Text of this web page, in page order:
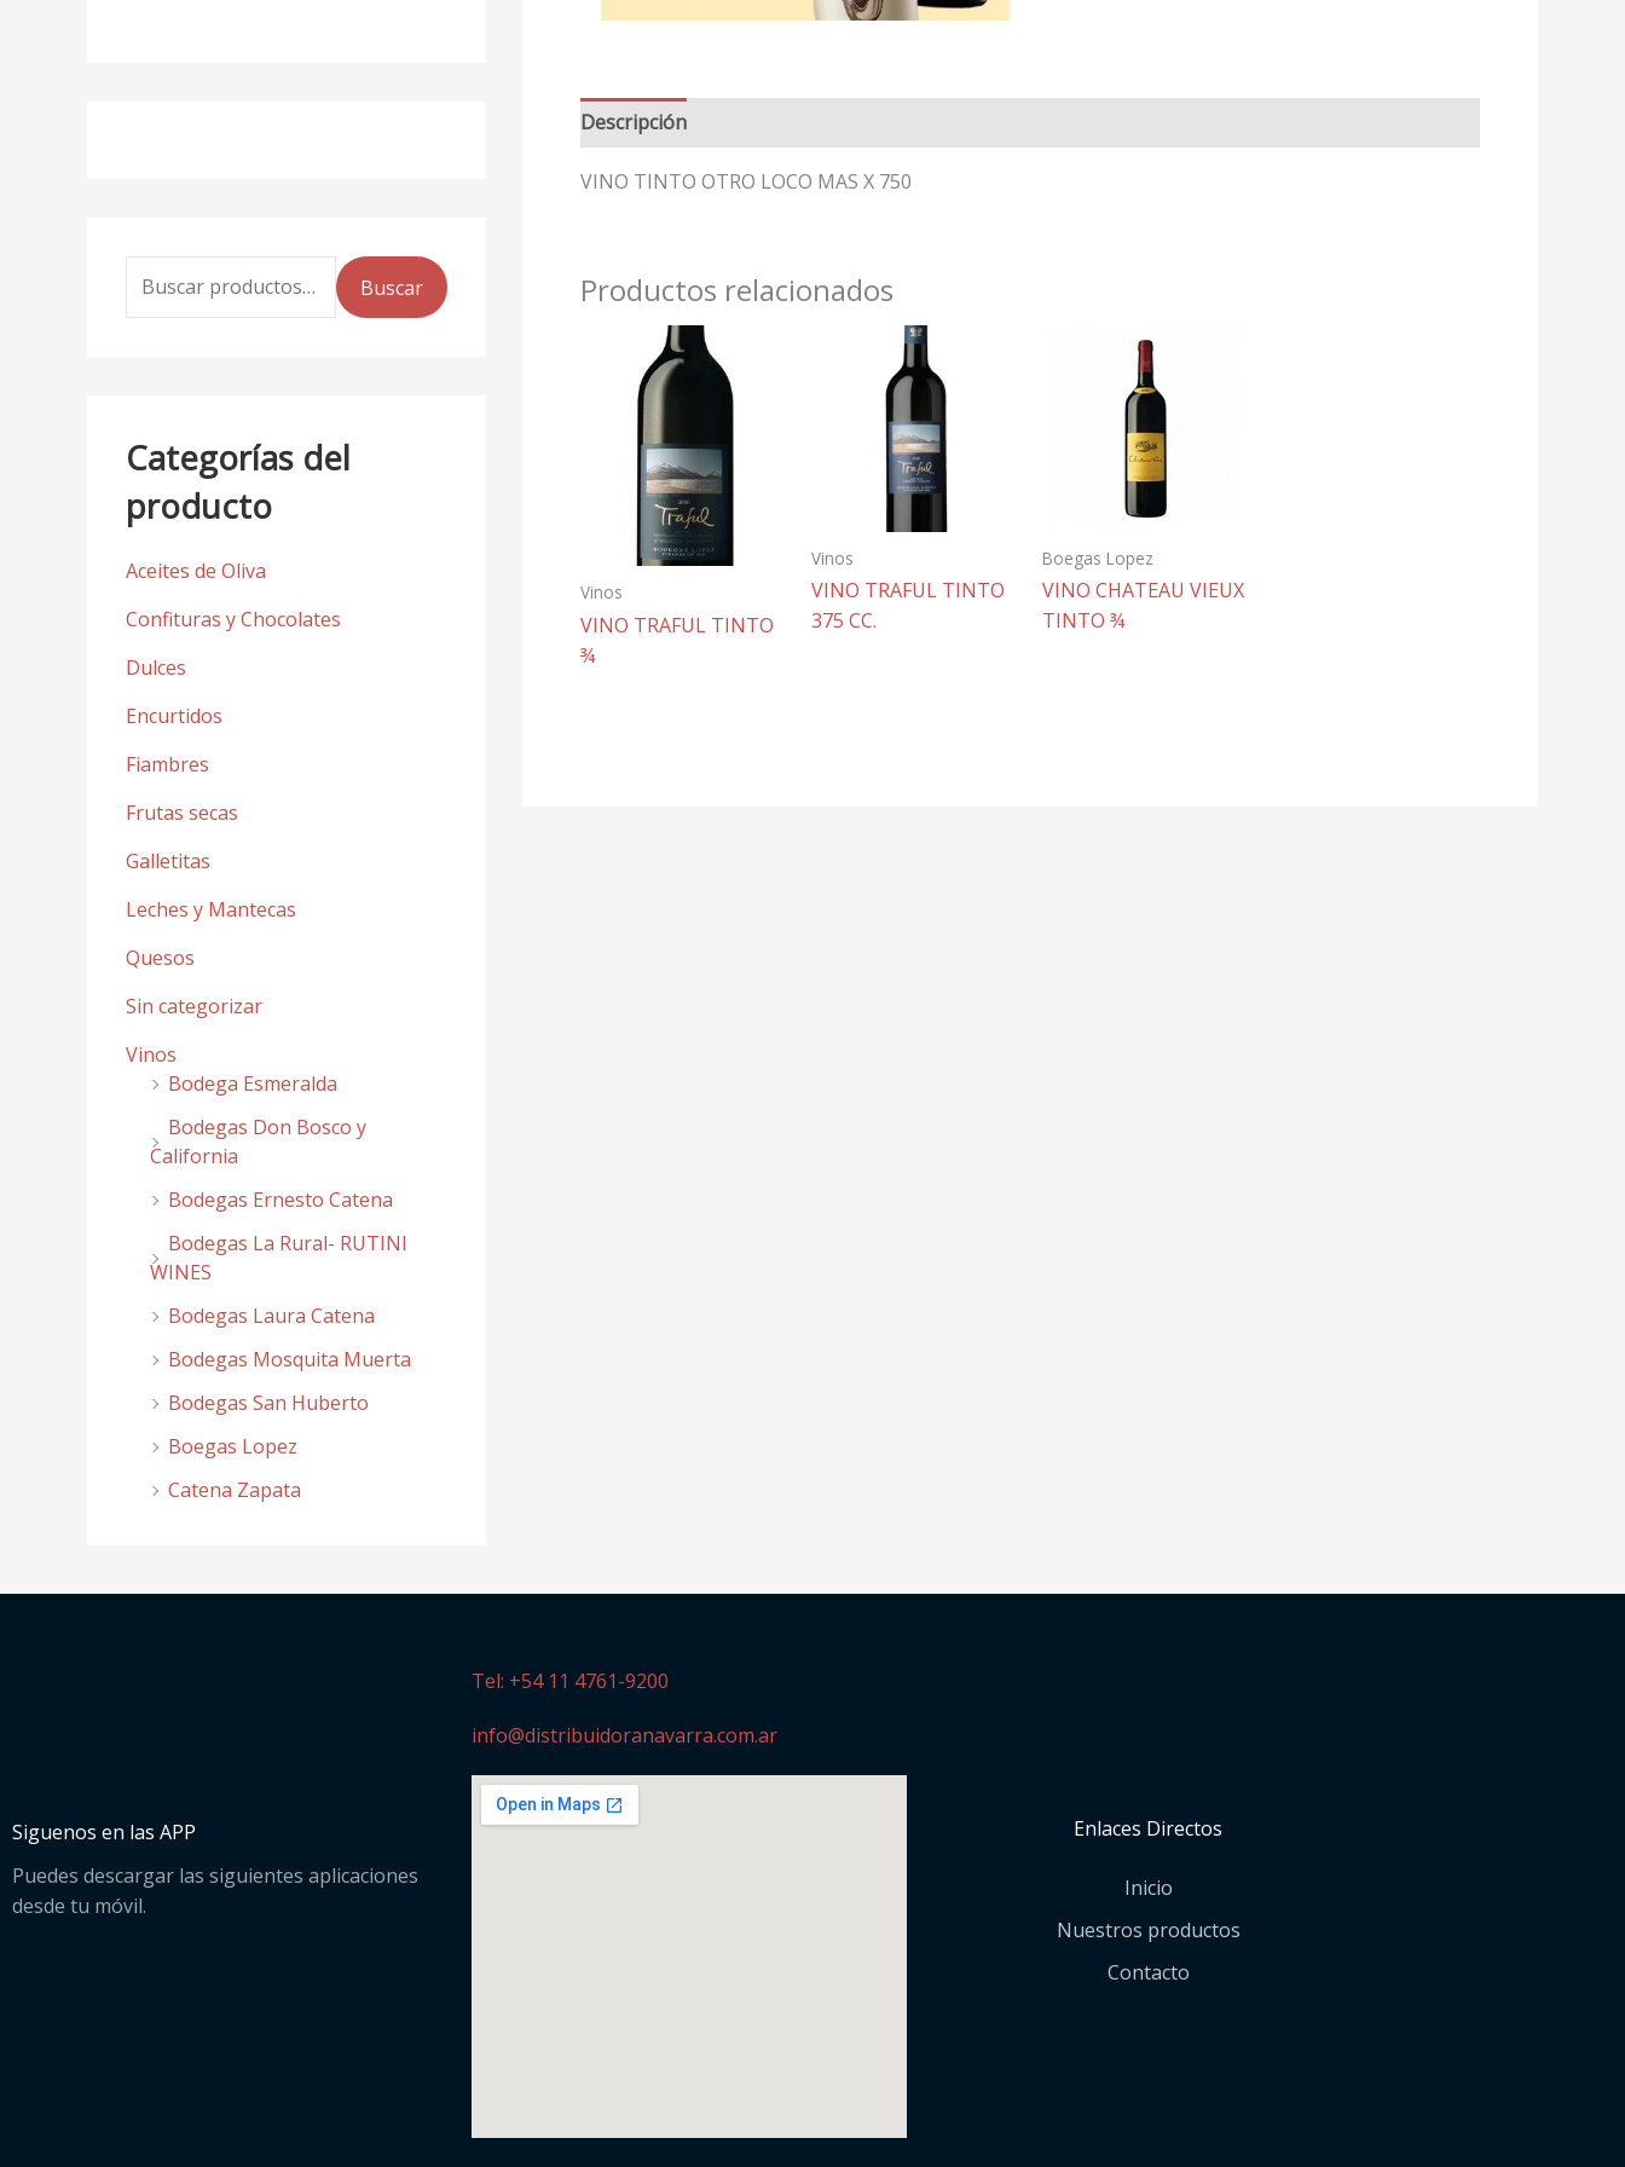
Buscar
Categorías del
producto
Aceites de Oliva
Confituras y Chocolates
Dulces
Encurtidos
Fiambres
Frutas secas
Galletitas
Leches y Mantecas
Quesos
Sin categorizar
Vinos
Bodega Esmeralda
Bodegas Don Bosco y
California
Bodegas Ernesto Catena
Bodegas La Rural- RUTINI
WINES
Bodegas Laura Catena
Bodegas Mosquita Muerta
Bodegas San Huberto
Boegas Lopez
Catena Zapata
Descripción
VINO TINTO OTRO LOCO MAS X 750
Productos relacionados
Vinos
VINO TRAFUL TINTO
¾
Vinos
VINO TRAFUL TINTO
375 CC.
Boegas Lopez
VINO CHATEAU VIEUX
TINTO ¾
Siguenos en las APP
Puedes descargar las siguientes aplicaciones
desde tu móvil.
Tel: +54 11 4761-9200
info@distribuidoranavarra.com.ar
Enlaces Directos
Inicio
Nuestros productos
Contacto